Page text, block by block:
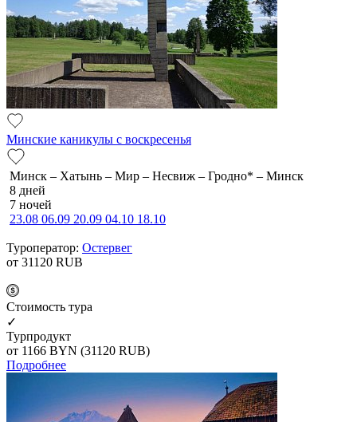
Минские каникулы с воскресенья
Минск – Хатынь – Мир – Несвиж – Гродно* – Минск
8 дней
7 ночей
23.08 06.09 20.09 04.10 18.10
Туроператор: Остервег
от 31120 RUB
Cтоимость тура
✓
Турпродукт
от 1166 BYN (31120 RUB)
Подробнее